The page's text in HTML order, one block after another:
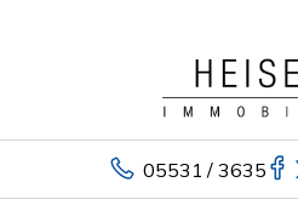
05531 / 3635